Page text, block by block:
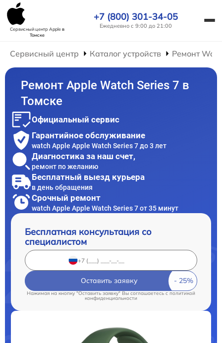
Сервисный центр Appleв
Томске
+7 (800) 301-34-05
Ежедневно с 9:00 до 21:00
Сервисный центр Каталог устройств Ремонт
Ремонт Apple Watch Series 7 в
Томске
Официальный сервис
Гарантийное обслуживание
watch Apple Apple Watch Series 7 до 3 лет
Диагностика за наш счет,
ремонт по желанию
Бесплатный выезд курьера
в день обращения
Срочный ремонт
watch Apple Apple Watch Series 7 от 35 минут
Бесплатная консультация со
специалистом
Оставить заявку
Нажимая на кнопку "Оставить заявку" Вы соглашаетесь cполитикой
конфиденциальности